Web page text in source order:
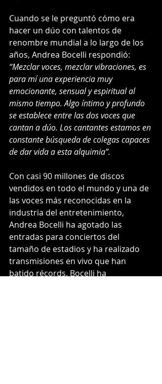
Cuando se le preguntó cómo era
hacer un dúo con talentos de
renombre mundial a lo largo de los
años, Andrea Bocelli respondió:
“Mezclar voces, mezclar vibraciones, es
para mí una experiencia muy
emocionante, sensual y espiritual al
mismo tiempo. Algo íntimo y profundo
se establece entre las dos voces que
cantan a dúo. Los cantantes estamos en
constante búsqueda de colegas capaces
de dar vida a esta alquimia”.
Con casi 90 millones de discos
vendidos en todo el mundo y una de
las voces más reconocidas en la
industria del entretenimiento,
Andrea Bocelli ha agotado las
entradas para conciertos del
tamaño de estadios y ha realizado
transmisiones en vivo que han
batido récords. Bocelli ha